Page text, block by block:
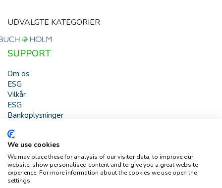
UDVALGTE KATEGORIER
SUPPORT
Om os
ESG
Vilkår
ESG
Bankoplysninger
HJÆLP
Buch & Holm A/S - Marielundvej 39 - DK-2730 Herlev -
Tlf. +45 44 54 00 00 - e-mail:b-h@buch-holm.dk- CVR-nr.:
DK-19993345
We use cookies
We may place these for analysis of our visitor data, to improve our
website, show personalised content and to give you a great website
experience. For more information about the cookies we use open the
settings.